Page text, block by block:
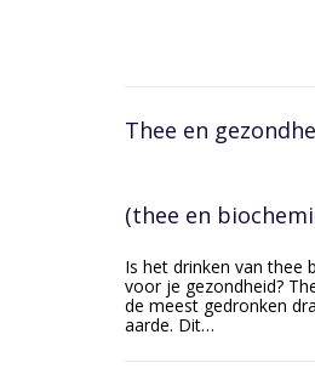
Thee en
(thee en
Is het drinken van thee
voor je gezondheid?
de meest gedronken
aarde. Dit…